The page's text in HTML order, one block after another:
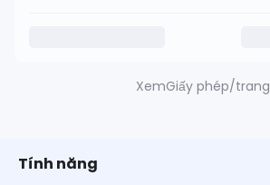
XemGiấy phép/trang
Tính năng